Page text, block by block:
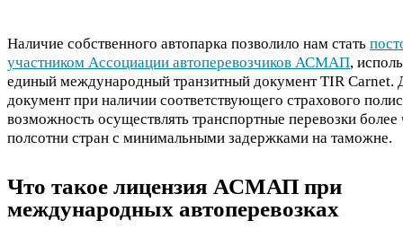
Наличие собственного автопарка позволило нам стать
участником Ассоциации автоперевозчиков АСМАП,
единый международный транзитный документ TIR Carnet.
документ при наличии соответствующего страхового
возможность осуществлять транспортные перевозки более
полсотни стран с минимальными задержками на таможне.
Что такое лицензия АСМАП при
международных автоперевозках